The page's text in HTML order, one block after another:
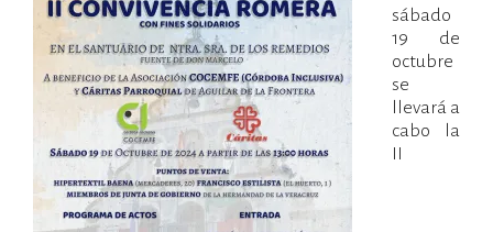
Hdad
sábado
19 de
octubre
se
llevará a
cabo la
II